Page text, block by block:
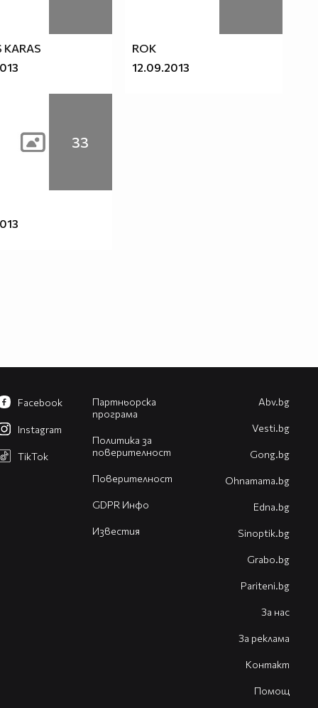
KARAS
ROK
12.09.2013
33
Партньорска
програма
Политика за
поверителност
Поверителност
GDPR Инфо
Известия
Facebook
Instagram
TikTok
Abv.bg
Vesti.bg
Gong.bg
Оhnamama.bg
Edna.bg
Sinoptik.bg
Grabo.bg
Pariteni.bg
За нас
За реклама
Контакт
Помощ